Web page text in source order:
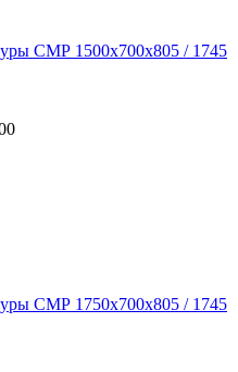
СМР 1500х700х805 / 1745
СМР 1750х700х805 / 1745